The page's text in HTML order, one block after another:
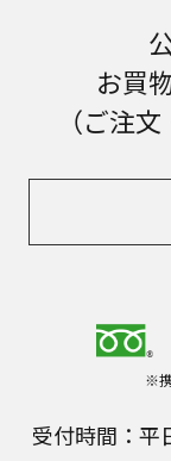
お買
（ご注
※
受付時間：平